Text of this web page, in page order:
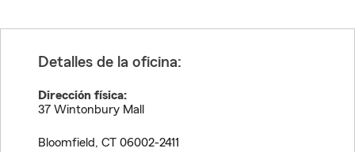
Detalles de la oficina:
Dirección física:
37 Wintonbury Mall
Bloomfield, CT 06002-2411